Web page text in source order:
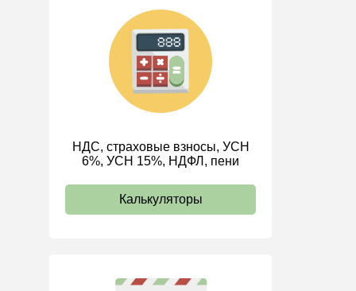
Трудовые книжки
Кадровые документы и
образцы
Персональные данные
ИП
НДС, страховые взносы, УСН
6%, УСН 15%, НДФЛ, пени
Калькуляторы